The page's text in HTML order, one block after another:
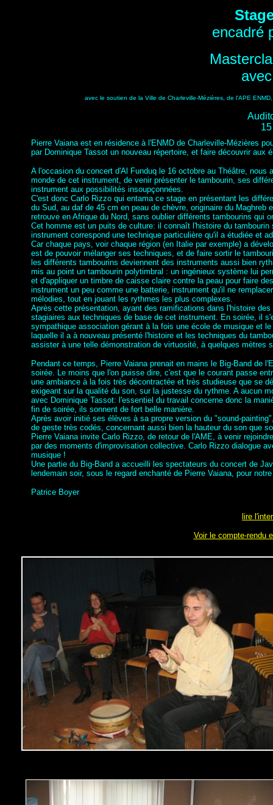
encadré
avec le soutien de la Ville de Charleville-Mézières, de l'APE
Pierre Vaiana est en résidence à l'ENMD de Charleville-Mézières
par Dominique Tassot un nouveau répertoire, et faire découvrir
A l'occasion du concert d'Al Funduq le 16 octobre au Théâtre,
monde de cet instrument, de venir présenter le tambourin, ses
instrument aux possibilités insoupçonnées.
C'est donc Carlo Rizzo qui entama ce stage en présentant les
du Sud, au daf de 45 cm en peau de chèvre, originaire du
retrouve en Afrique du Nord, sans oublier différents tambourins qui
Cet homme est un puits de culture: il connaît l'histoire du
instrument correspond une technique particulière qu'il a étudiée et
Car chaque pays, voir chaque région (en Italie par exemple) a
est de pouvoir mélanger ses techniques, et de faire sortir le
les différents tambourins deviennent des instruments aussi bien
mis au point un tambourin polytimbral : un ingénieux système lui
et d'appliquer un timbre de caisse claire contre la peau pour faire
instrument un peu comme une batterie, instrument qu'il ne
mélodies, tout en jouant les rythmes les plus complexes.
Après cette présentation, ayant des ramifications dans l'histoire
stagiaires aux techniques de base de cet instrument. En soirée, il
sympathique association gérant à la fois une école de musique et
laquelle il a à nouveau présenté l'histoire et les techniques du
assister à une telle démonstration de virtuosité, à quelques mètres
Pendant ce temps, Pierre Vaiana prenait en mains le Big-Band de
soirée. Le moins que l'on puisse dire, c'est que le courant passe
une ambiance à la fois très décontractée et très studieuse que se
exigeant sur la qualité du son, sur la justesse du rythme. A aucun
avec Dominique Tassot: l'essentiel du travail concerne donc la
fin de soirée, ils sonnent de fort belle manière.
Après avoir initié ses élèves à sa propre version du "sound-
de geste très codés, concernant aussi bien la hauteur du son que
Pierre Vaiana invite Carlo Rizzo, de retour de l'AME, à venir
par des moments d'improvisation collective. Carlo Rizzo dialogue
musique !
Une partie du Big-Band a accueilli les spectateurs du concert de
lendemain soir, sous le regard enchanté de Pierre Vaiana, pour
Patrice Boyer
lire
Voir le compte-rendu